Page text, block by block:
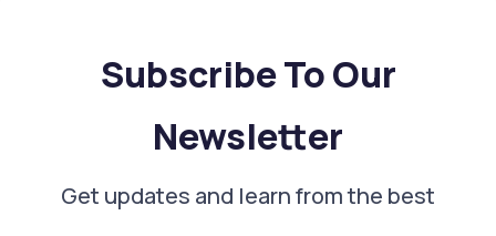
Subscribe To Our
Newsletter
Get updates and learn from the best